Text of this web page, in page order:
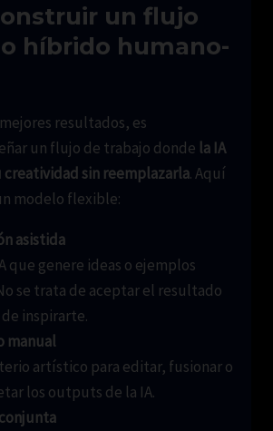
un flujo
híbrido humano-
resultados, es
un flujo de trabajo donde la IA
sin reemplazarla. Aquí
modelo flexible:
asistida
que genere ideas o ejemplos
se trata de aceptar el resultado
inspirarte.
manual
artístico para editar, fusionar o
los outputs de la IA.